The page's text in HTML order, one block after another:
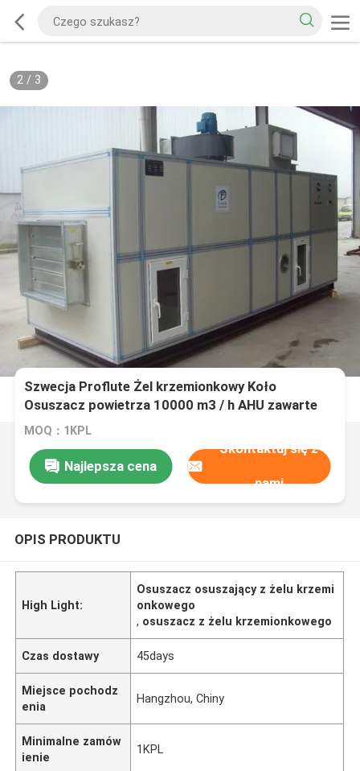
2/ 3
Szwecja Proflute Żel krzemionkowy Koło
Osuszacz powietrza 10000 m3 / h AHU zawarte
MOQ：1KPL
Najlepsza cena
Skontaktuj się z
nami
OPIS PRODUKTU
High Light:
Osuszacz osuszający z żelu krzemi
onkowego
, osuszacz z żelu krzemionkowego
Czas dostawy 45days
Miejsce pochodz
enia
Hangzhou, Chiny
Minimalne zamów
ienie
1KPL